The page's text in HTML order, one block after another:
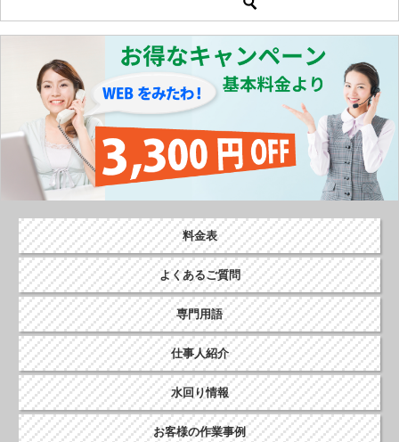
o
料金表
よくあるご質問
専門用語
仕事人紹介
水回り情報
お客様の作業事例